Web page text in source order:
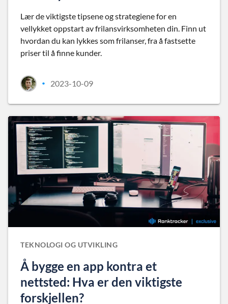
Lær de viktigste tipsene og strategiene for en
vellykket oppstart av frilansvirksomheten din. Finn ut
hvordan du kan lykkes som frilanser, fra å fastsette
priser til å finne kunder.
• 2023-10-09
TEKNOLOGI OG UTVIKLING
Å bygge en app kontra et
nettsted: Hva er den viktigste
forskjellen?